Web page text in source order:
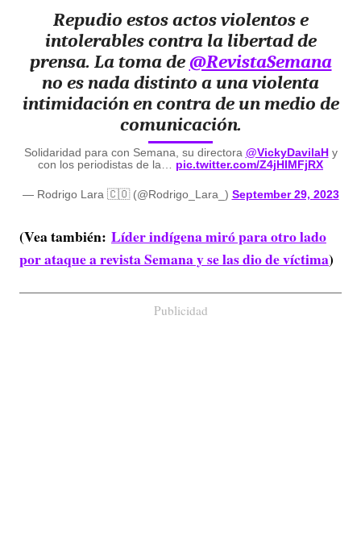
Repudio estos actos violentos e
intolerables contra la libertad de
prensa. La toma de@RevistaSemana
no es nada distinto a una violenta
intimidación en contra de un medio de
comunicación.
Solidaridad para con Semana, su directora @VickyDavilaHy
con los periodistas de la… pic.twitter.com/Z4jHIMFjRX
— Rodrigo Lara 🇨🇴 (@Rodrigo_Lara_) September 29, 2023
(Vea también: Líder indígena miró para otro lado
por ataque a revista Semana y se las dio de víctima)
Publicidad